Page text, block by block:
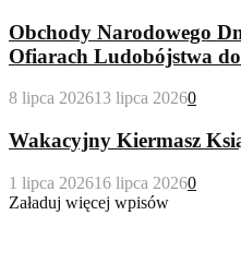
Obchody Narodowego
Ofiarach Ludobójstwa
8 lipca 202613 lipca 20260
Wakacyjny Kiermasz
1 lipca 202616 lipca 20260
Załaduj więcej wpisów